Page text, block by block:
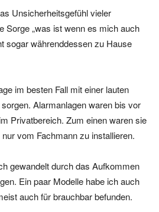
Unsicherheitsgefühl vieler
Sorge „was ist wenn es mich auch
sogar währenddessen zu Hause
im besten Fall mit einer lauten
Alarmanlagen waren bis vor
Privatbereich. Zum einen waren sie
vom Fachmann zu installieren.
gewandelt durch das Aufkommen
Ein paar Modelle habe ich auch
auch für brauchbar befunden.